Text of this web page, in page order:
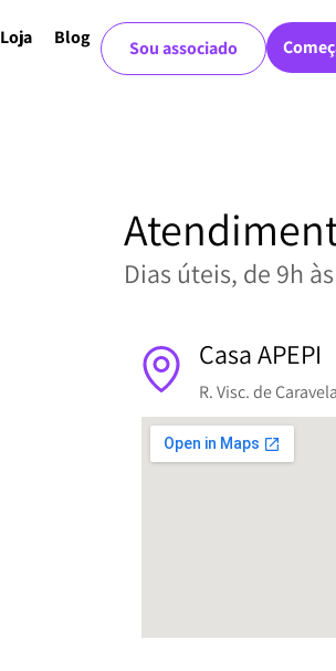
Loja Blog Sou associado
Dias úteis, de 9h
Casa APEPI
R. Visc. de